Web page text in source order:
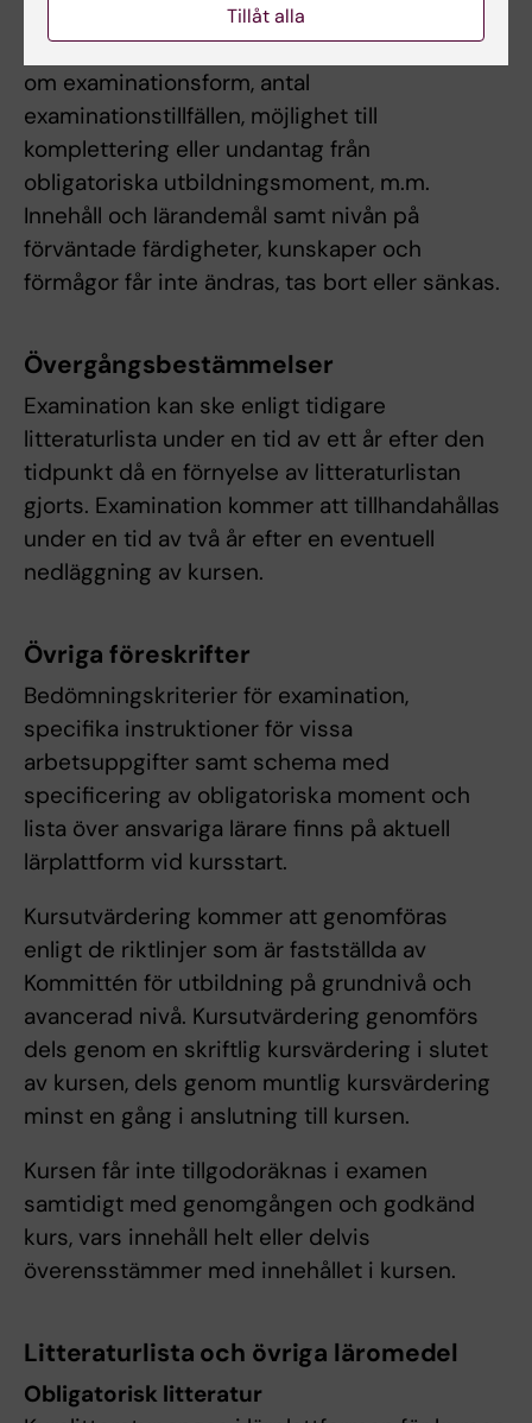
funktionsnedsättning får examinator fatta
beslut om att frångå kursplanens föreskrifter
om examinationsform, antal
examinationstillfällen, möjlighet till
komplettering eller undantag från
obligatoriska utbildningsmoment, m.m.
Innehåll och lärandemål samt nivån på
förväntade färdigheter, kunskaper och
förmågor får inte ändras, tas bort eller sänkas.
Övergångsbestämmelser
Examination kan ske enligt tidigare
litteraturlista under en tid av ett år efter den
tidpunkt då en förnyelse av litteraturlistan
gjorts. Examination kommer att tillhandahållas
under en tid av två år efter en eventuell
nedläggning av kursen.
Övriga föreskrifter
Bedömningskriterier för examination,
specifika instruktioner för vissa
arbetsuppgifter samt schema med
specificering av obligatoriska moment och
lista över ansvariga lärare finns på aktuell
lärplattform vid kursstart.
Kursutvärdering kommer att genomföras
enligt de riktlinjer som är fastställda av
Kommittén för utbildning på grundnivå och
avancerad nivå. Kursutvärdering genomförs
dels genom en skriftlig kursvärdering i slutet
av kursen, dels genom muntlig kursvärdering
minst en gång i anslutning till kursen.
Kursen får inte tillgodoräknas i examen
samtidigt med genomgången och godkänd
kurs, vars innehåll helt eller delvis
överensstämmer med innehållet i kursen.
Litteraturlista och övriga läromedel
Obligatorisk litteratur
Tillåt alla